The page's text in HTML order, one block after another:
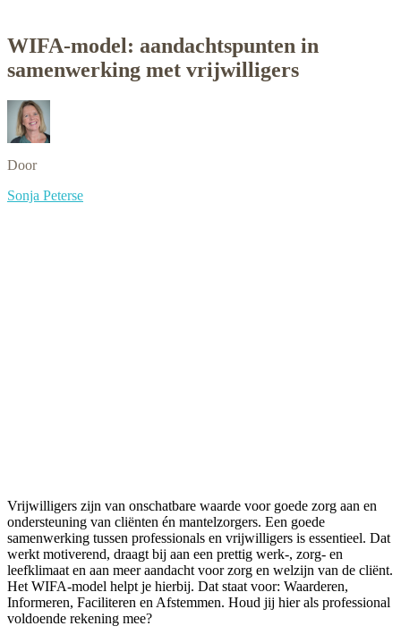
WIFA-model: aandachtspunten in
samenwerking met vrijwilligers
Door
Sonja Peterse
Vrijwilligers zijn van onschatbare waarde voor goede zorg aan en
ondersteuning van cliënten én mantelzorgers. Een goede
samenwerking tussen professionals en vrijwilligers is essentieel. Dat
werkt motiverend, draagt bij aan een prettig werk-, zorg- en
leefklimaat en aan meer aandacht voor zorg en welzijn van de cliënt.
Het WIFA-model helpt je hierbij. Dat staat voor: Waarderen,
Informeren, Faciliteren en Afstemmen. Houd jij hier als professional
voldoende rekening mee?